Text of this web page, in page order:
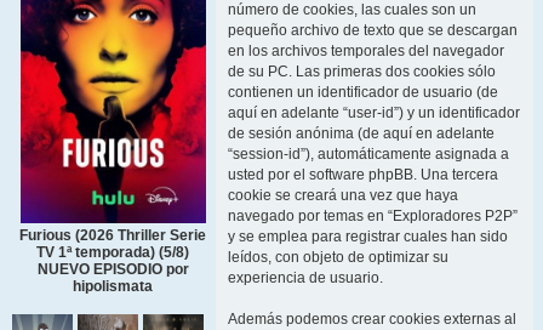
Furious (2026 Thriller Serie
TV 1ª temporada) (5/8)
NUEVO EPISODIO por
hipolismata
número de cookies, las cuales son un
pequeño archivo de texto que se descargan
en los archivos temporales del navegador
de su PC. Las primeras dos cookies sólo
contienen un identificador de usuario (de
aquí en adelante “user-id”) y un identificador
de sesión anónima (de aquí en adelante
“session-id”), automáticamente asignada a
usted por el software phpBB. Una tercera
cookie se creará una vez que haya
navegado por temas en “Exploradores P2P”
y se emplea para registrar cuales han sido
leídos, con objeto de optimizar su
experiencia de usuario.
Además podemos crear cookies externas al